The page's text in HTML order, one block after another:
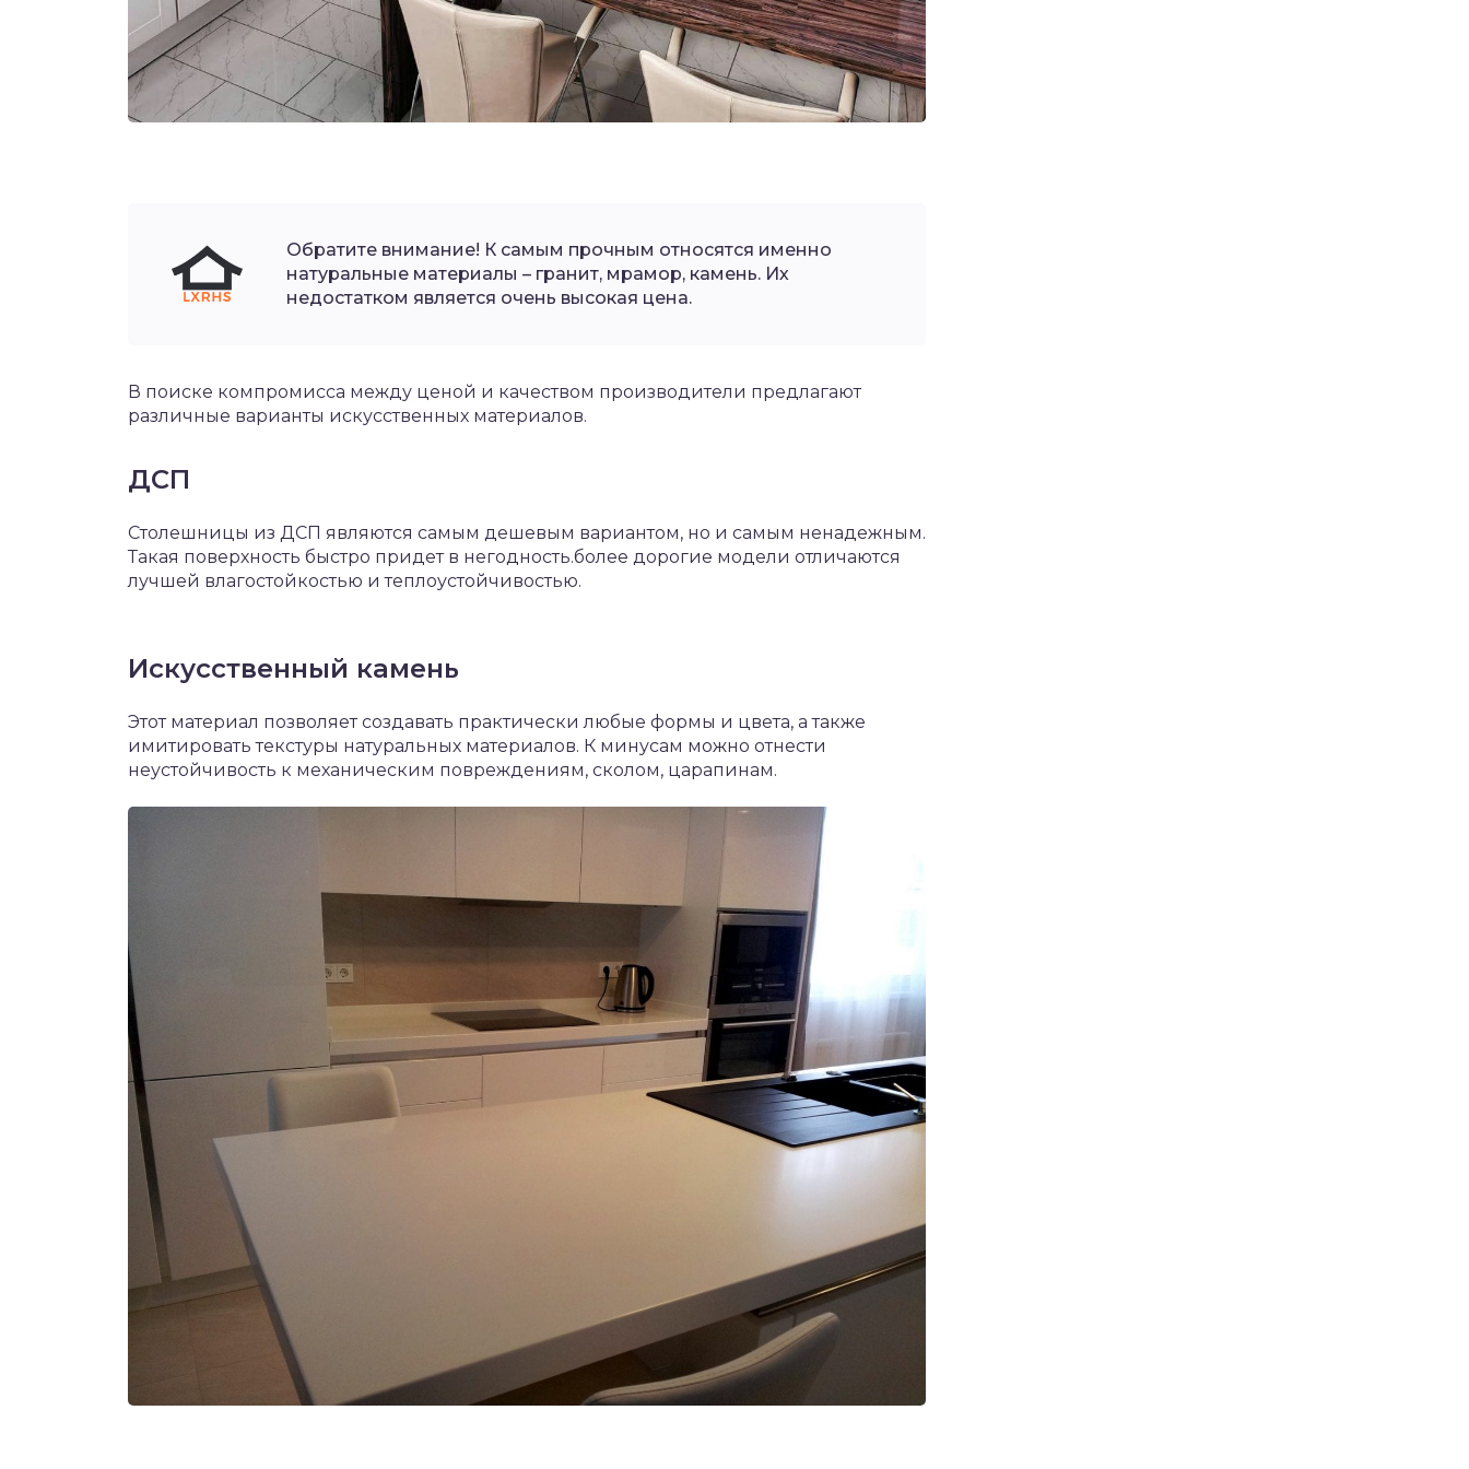
Обратите внимание! К самым прочным относятся именно
натуральные материалы – гранит, мрамор, камень. Их
недостатком является очень высокая цена.
В поиске компромисса между ценой и качеством производители предлагают
различные варианты искусственных материалов.
ДСП
Столешницы из ДСП являются самым дешевым вариантом, но и самым ненадежным.
Такая поверхность быстро придет в негодность.более дорогие модели отличаются
лучшей влагостойкостью и теплоустойчивостью.
Искусственный камень
Этот материал позволяет создавать практически любые формы и цвета, а также
имитировать текстуры натуральных материалов. К минусам можно отнести
неустойчивость к механическим повреждениям, сколом, царапинам.